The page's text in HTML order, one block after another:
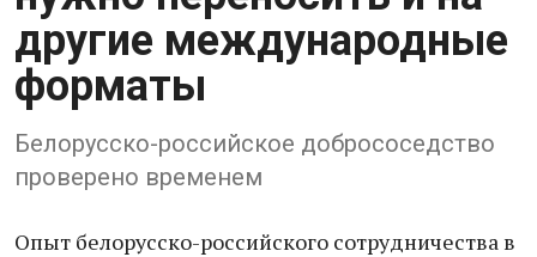
другие международные
форматы
Белорусско-российское добрососедство
проверено временем
Опыт белорусско-российского сотрудничества в